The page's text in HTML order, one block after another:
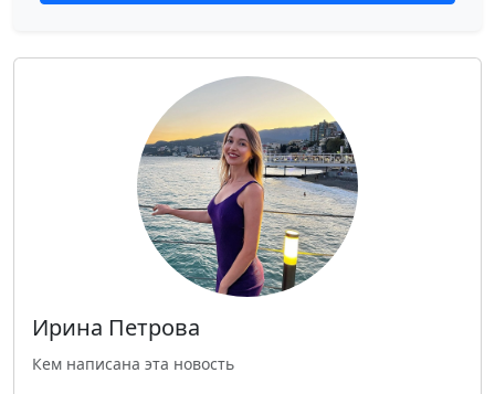
Ирина Петрова
Кем написана эта новость